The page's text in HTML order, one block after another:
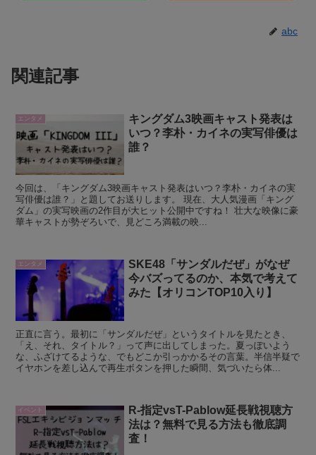
abc
関連記事
エンタメ
キングダム3映画キャスト発表は
いつ？李朴・カイネの実写俳優は
誰？
今回は、「キングダム3映画キャスト発表はいつ？李朴・カイネの実
写俳優は誰？」と題してお送りします。 現在、大人気漫画「キング
ダム」の実写映画の2作目が大ヒット公開中ですね！ 壮大な映像に豪
華キャストが勢ぞろいで、見どころ満載の映...
エンタメ
SKE48「サンダルだぜ」がなぜ
今バズってるのか、本気で考えて
みた【オリコンTOP10入り】
正直に言う。最初に「サンダルだぜ」というタイトルを見たとき、
「え、それ、タイトル？」って声に出してしまった。夏っぽいよう
な、ふざけてるような、でもどこか引っかかるその言葉。半信半疑で
イヤホンを差し込んで再生ボタンを押した瞬間、気づいたら体...
イベント
R-指定vsT-Pablow延長戦視聴方
法は？無料で見る方法も徹底調
査！